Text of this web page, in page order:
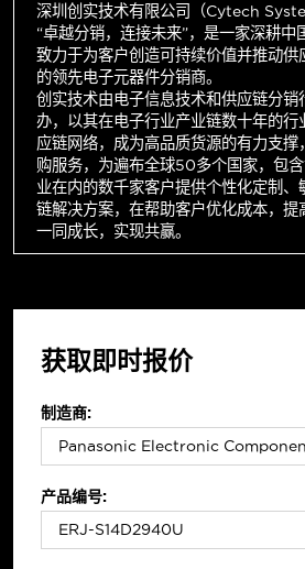
深圳创实技术有限公司（Cytech
“卓越分销，连接未来”，是一家深耕中
致力于为客户创造可持续价值并推动供
的领先电子元器件分销商。
创实技术由电子信息技术和供应链分销
办，以其在电子行业产业链数十年的行
应链网络，成为高品质货源的有力支撑
购服务，为遍布全球50多个国家，包
业在内的数千家客户提供个性化定制、
链解决方案，在帮助客户优化成本，提
一同成长，实现共赢。
获取即时报价
制造商:
产品编号: